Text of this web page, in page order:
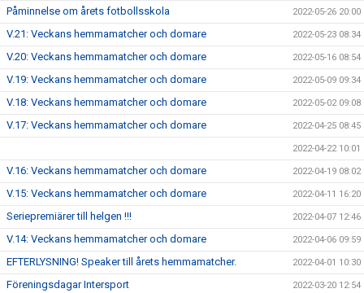
Påminnelse om årets fotbollsskola 2022-05-26 20:00
V.21: Veckans hemmamatcher och domare 2022-05-23 08:34
V.20: Veckans hemmamatcher och domare 2022-05-16 08:54
V.19: Veckans hemmamatcher och domare 2022-05-09 09:34
V.18: Veckans hemmamatcher och domare 2022-05-02 09:08
V.17: Veckans hemmamatcher och domare 2022-04-25 08:45
2022-04-22 10:01
V.16: Veckans hemmamatcher och domare 2022-04-19 08:02
V.15: Veckans hemmamatcher och domare 2022-04-11 16:20
Seriepremiärer till helgen !!! 2022-04-07 12:46
V.14: Veckans hemmamatcher och domare 2022-04-06 09:59
EFTERLYSNING! Speaker till årets hemmamatcher. 2022-04-01 10:30
Föreningsdagar Intersport 2022-03-20 12:54